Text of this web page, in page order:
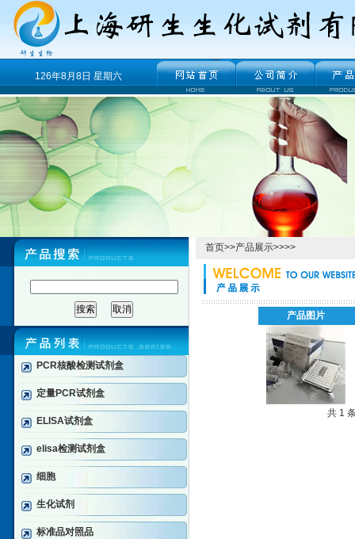
126年8月8日 星期六
PCR核酸检测试剂盒
定量PCR试剂盒
ELISA试剂盒
elisa检测试剂盒
细胞
生化试剂
标准品对照品
首页>>产品展示>>>>
产品图片
共 1